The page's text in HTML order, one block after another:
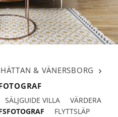
& VÄNERSBORG
SÄLJGUIDE VILLA
VÄRDERA
FLYTTSLÄP